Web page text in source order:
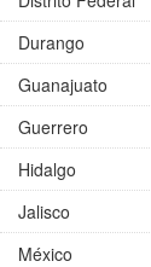
Durango
Guanajuato
Guerrero
Hidalgo
Jalisco
México